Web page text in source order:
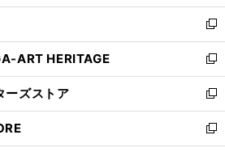
ウ
で
開
く
ン
ド
ウ
で
開
く
新
し
い
ウ
ィ
ン
ド
ウ
ART HERITAGE
新
し
い
ウ
ィ
ン
ーズストア
新
し
い
ウ
新
し